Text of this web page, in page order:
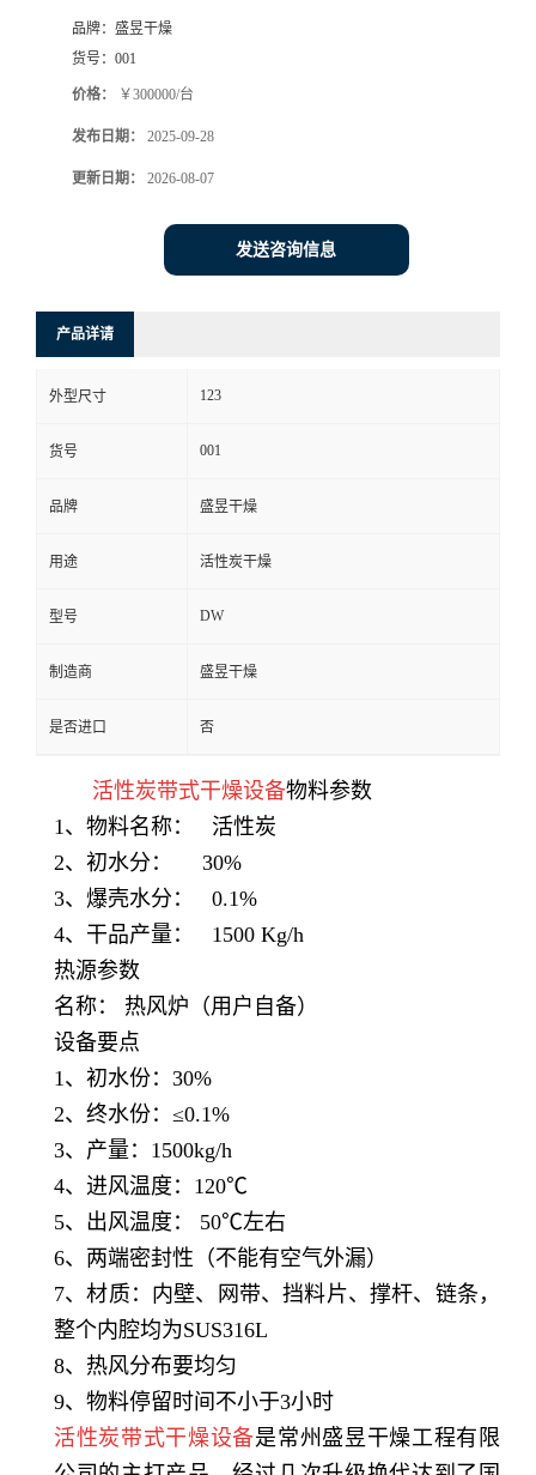
品牌： 盛昱干燥
货号： 001
价格： ￥300000/台
发布日期： 2025-09-28
更新日期： 2026-08-07
发送咨询信息
产品详请
外型尺寸 123
货号 001
品牌 盛昱干燥
用途 活性炭干燥
型号 DW
制造商 盛昱干燥
是否进口 否
活性炭带式干燥设备物料参数
1、物料名称： 活性炭
2、初水分： 30%
3、爆壳水分： 0.1%
4、干品产量： 1500 Kg/h
热源参数
名称： 热风炉（用户自备）
设备要点
1、初水份：30%
2、终水份：≤0.1%
3、产量：1500kg/h
4、进风温度：120℃
5、出风温度： 50℃左右
6、两端密封性（不能有空气外漏）
7、材质：内壁、网带、挡料片、撑杆、链条，
整个内腔均为SUS316L
8、热风分布要均匀
9、物料停留时间不小于3小时
活性炭带式干燥设备是常州盛昱干燥工程有限